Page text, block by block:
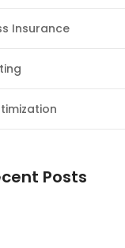
Insurance
Posts